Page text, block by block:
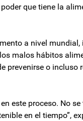
que tiene la
a nivel
malos hábitos
prevenirse o
este proceso. No se
en el tiempo”,